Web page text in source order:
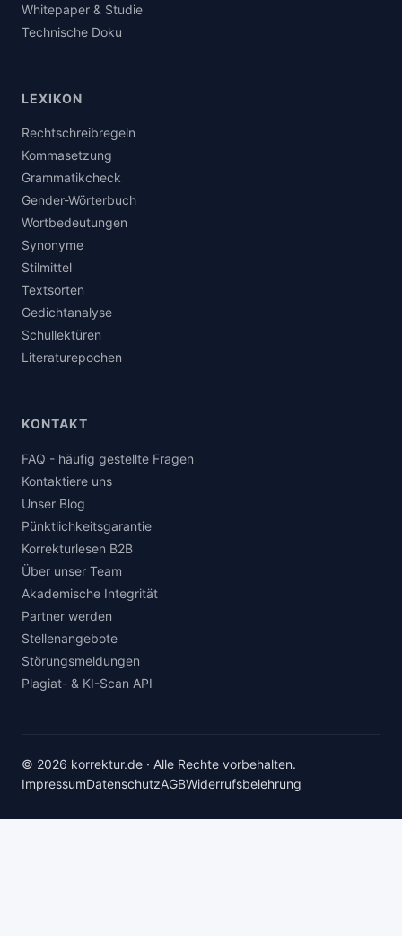
Whitepaper & Studie
Technische Doku
LEXIKON
Rechtschreibregeln
Kommasetzung
Grammatikcheck
Gender-Wörterbuch
Wortbedeutungen
Synonyme
Stilmittel
Textsorten
Gedichtanalyse
Schullektüren
Literaturepochen
KONTAKT
FAQ - häufig gestellte Fragen
Kontaktiere uns
Unser Blog
Pünktlichkeitsgarantie
Korrekturlesen B2B
Über unser Team
Akademische Integrität
Partner werden
Stellenangebote
Störungsmeldungen
Plagiat- & KI-Scan API
© 2026 korrektur.de · Alle Rechte vorbehalten.
ImpressumDatenschutzAGBWiderrufsbelehrung